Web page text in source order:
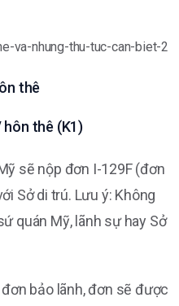
thê
hôn thê (K1)
sẽ nộp đơn I-129F (đơn
Sở di trú. Lưu ý: Không
quán Mỹ, lãnh sự hay Sở
bảo lãnh, đơn sẽ được